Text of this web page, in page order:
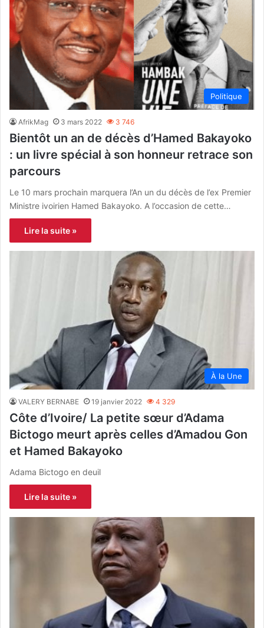
Politique
AfrikMag 3 mars 2022 3 746
Bientôt un an de décès d’Hamed Bakayoko
: un livre spécial à son honneur retrace son
parcours
Le 10 mars prochain marquera l’An un du décès de l’ex Premier
Ministre ivoirien Hamed Bakayoko. A l’occasion de cette…
Lire la suite »
À la Une
VALERY BERNABE 19 janvier 2022 4 329
Côte d’Ivoire/ La petite sœur d’Adama
Bictogo meurt après celles d’Amadou Gon
et Hamed Bakayoko
Adama Bictogo en deuil
Lire la suite »